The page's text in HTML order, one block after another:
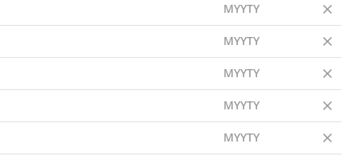
MYYTY
MYYTY
MYYTY
MYYTY
MYYTY